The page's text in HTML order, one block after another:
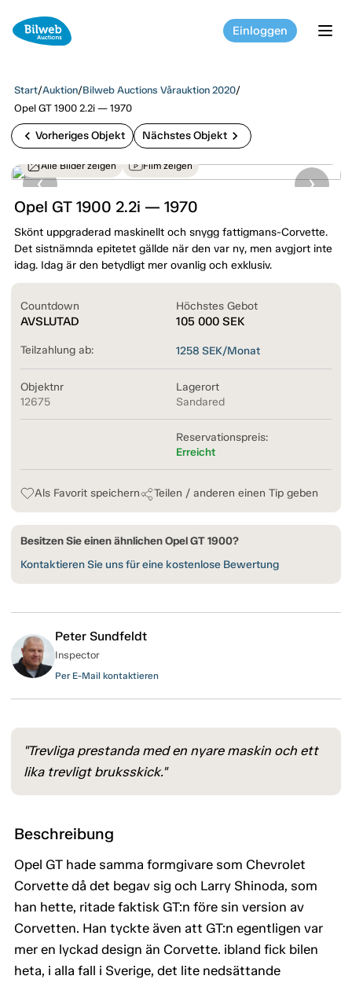
Einloggen
Start/Auktion/Bilweb Auctions Vårauktion 2020/
Opel GT 1900 2.2i — 1970
chevron_left Vorheriges Objekt Nächstes Objekt chevron_right
Alle Bilder zeigen Film zeigen
Opel GT 1900 2.2i — 1970
Skönt uppgraderad maskinellt och snygg fattigmans-Corvette.
Det sistnämnda epitetet gällde när den var ny, men avgjort inte
idag. Idag är den betydligt mer ovanlig och exklusiv.
Countdown
AVSLUTAD
Höchstes Gebot
105 000 SEK
Teilzahlung ab: 1258 SEK/Monat
Objektnr
12675
Lagerort
Sandared
Reservationspreis:
Erreicht
Als Favorit speichern Teilen / anderen einen Tip geben
Besitzen Sie einen ähnlichen Opel GT 1900?
Kontaktieren Sie uns für eine kostenlose Bewertung
Peter Sundfeldt
Inspector
Per E-Mail kontaktieren
"Trevliga prestanda med en nyare maskin och ett
lika trevligt bruksskick."
Beschreibung
Opel GT hade samma formgivare som Chevrolet
Corvette då det begav sig och Larry Shinoda, som
han hette, ritade faktisk GT:n före sin version av
Corvetten. Han tyckte även att GT:n egentligen var
mer en lyckad design än Corvette. ibland fick bilen
heta, i alla fall i Sverige, det lite nedsättande